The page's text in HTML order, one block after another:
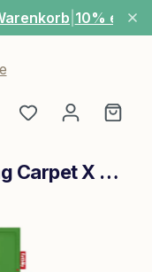
10% extra
Du hast 0
fatboy spieleteppich Flying Carpet X Miffy Green